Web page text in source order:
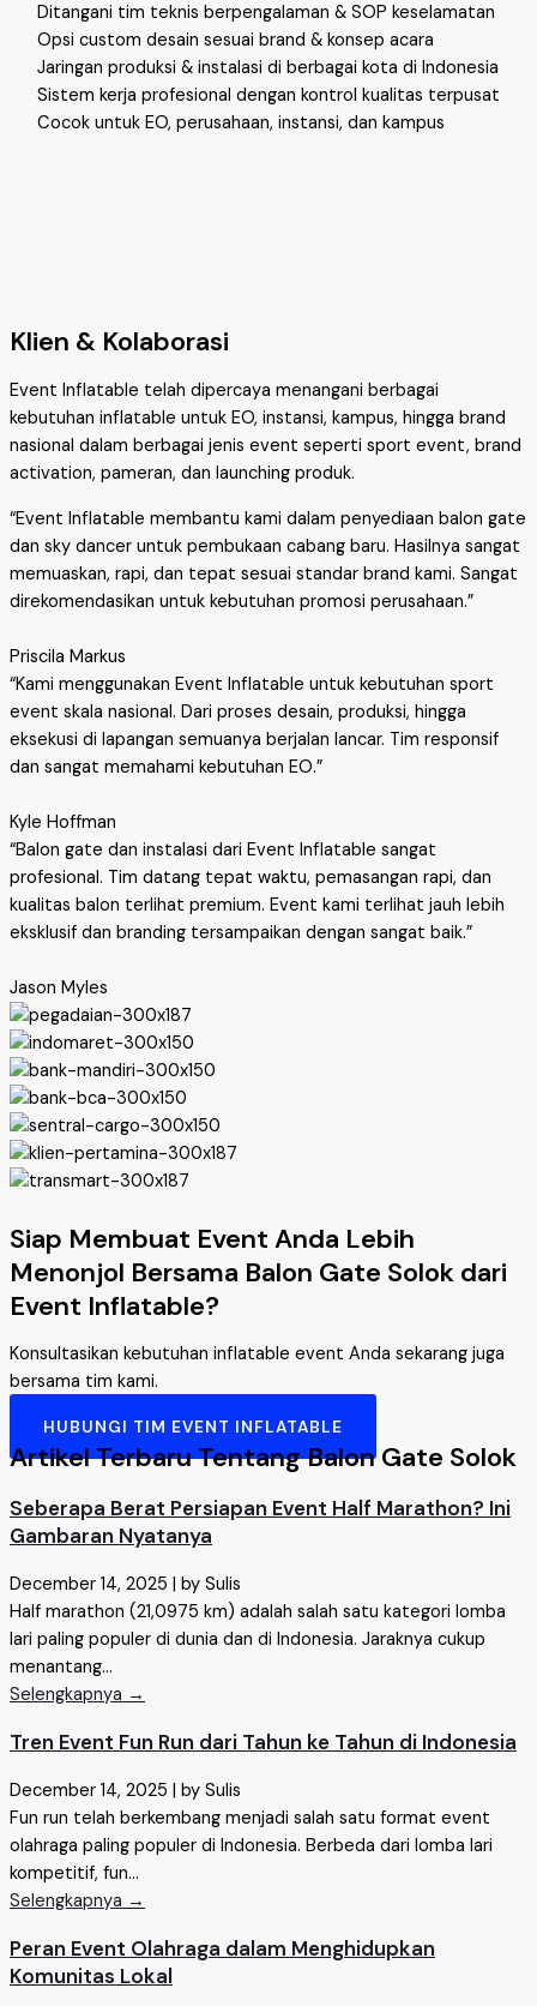
Ditangani tim teknis berpengalaman & SOP keselamatan
Opsi custom desain sesuai brand & konsep acara
Jaringan produksi & instalasi di berbagai kota di Indonesia
Sistem kerja profesional dengan kontrol kualitas terpusat
Cocok untuk EO, perusahaan, instansi, dan kampus
Klien & Kolaborasi
Event Inflatable telah dipercaya menangani berbagai
kebutuhan inflatable untuk EO, instansi, kampus, hingga brand
nasional dalam berbagai jenis event seperti sport event, brand
activation, pameran, dan launching produk.
“Event Inflatable membantu kami dalam penyediaan balon gate
dan sky dancer untuk pembukaan cabang baru. Hasilnya sangat
memuaskan, rapi, dan tepat sesuai standar brand kami. Sangat
direkomendasikan untuk kebutuhan promosi perusahaan.”
Priscila Markus
“Kami menggunakan Event Inflatable untuk kebutuhan sport
event skala nasional. Dari proses desain, produksi, hingga
eksekusi di lapangan semuanya berjalan lancar. Tim responsif
dan sangat memahami kebutuhan EO.”
Kyle Hoffman
“Balon gate dan instalasi dari Event Inflatable sangat
profesional. Tim datang tepat waktu, pemasangan rapi, dan
kualitas balon terlihat premium. Event kami terlihat jauh lebih
eksklusif dan branding tersampaikan dengan sangat baik.”
Jason Myles
Siap Membuat Event Anda Lebih
Menonjol Bersama Balon Gate Solok dari
Event Inflatable?
Konsultasikan kebutuhan inflatable event Anda sekarang juga
bersama tim kami.
HUBUNGI TIM EVENT INFLATABLE
Artikel Terbaru Tentang Balon Gate Solok
Seberapa Berat Persiapan Event Half Marathon? Ini
Gambaran Nyatanya
December 14, 2025 | by Sulis
Half marathon (21,0975 km) adalah salah satu kategori lomba
lari paling populer di dunia dan di Indonesia. Jaraknya cukup
menantang...
Selengkapnya →
Tren Event Fun Run dari Tahun ke Tahun di Indonesia
December 14, 2025 | by Sulis
Fun run telah berkembang menjadi salah satu format event
olahraga paling populer di Indonesia. Berbeda dari lomba lari
kompetitif, fun...
Selengkapnya →
Peran Event Olahraga dalam Menghidupkan
Komunitas Lokal